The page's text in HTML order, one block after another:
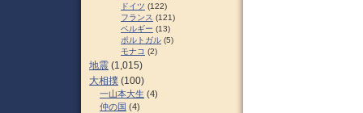
ドイツ (122)
フランス (121)
ベルギー (13)
ポルトガル (5)
モナコ (2)
地震 (1,015)
大相撲 (100)
一山本大生 (4)
仲の国 (4)